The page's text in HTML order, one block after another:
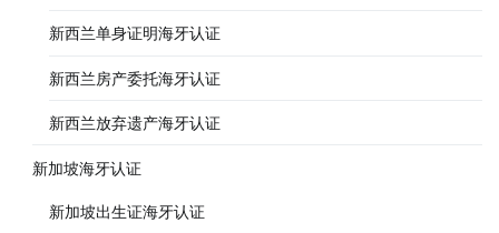
新西兰单身证明海牙认证
新西兰房产委托海牙认证
新西兰放弃遗产海牙认证
新加坡海牙认证
新加坡出生证海牙认证